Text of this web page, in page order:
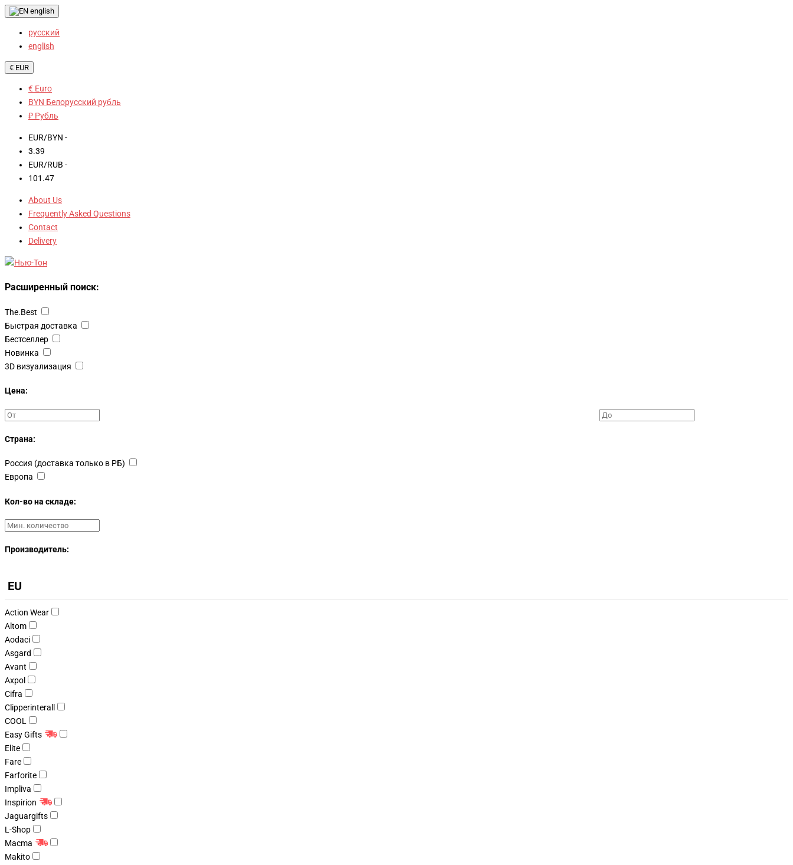
english
русский
english
€ EUR
€ Euro
BYN Белорусский рубль
₽ Рубль
EUR/BYN -
3.39
EUR/RUB -
101.47
About Us
Frequently Asked Questions
Contact
Delivery
Расширенный поиск:
The.Best
Быстрая доставка
Бестселлер
Новинка
3D визуализация
Цена:
Страна:
Россия (доставка только в РБ)
Европа
Кол-во на складе:
Производитель:
EU
Action Wear
Altom
Aodaci
Asgard
Avant
Axpol
Cifra
Clipperinterall
COOL
Easy Gifts
Elite
Fare
Farforite
Impliva
Inspirion
Jaguargifts
L-Shop
Macma
Makito